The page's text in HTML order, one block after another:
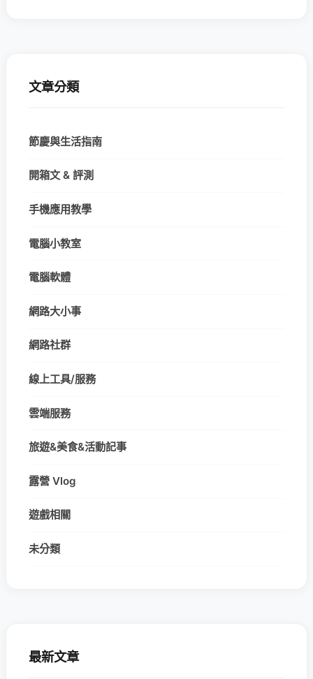
文章分類
節慶與生活指南
開箱文 & 評測
手機應用教學
電腦小教室
電腦軟體
網路大小事
網路社群
線上工具/服務
雲端服務
旅遊&美食&活動記事
露營 Vlog
遊戲相關
未分類
最新文章